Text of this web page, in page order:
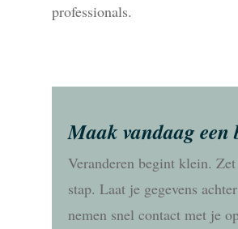
professionals.
Maak vandaag een
Veranderen begint klein. Zet
stap. Laat je gegevens
nemen snel contact met je